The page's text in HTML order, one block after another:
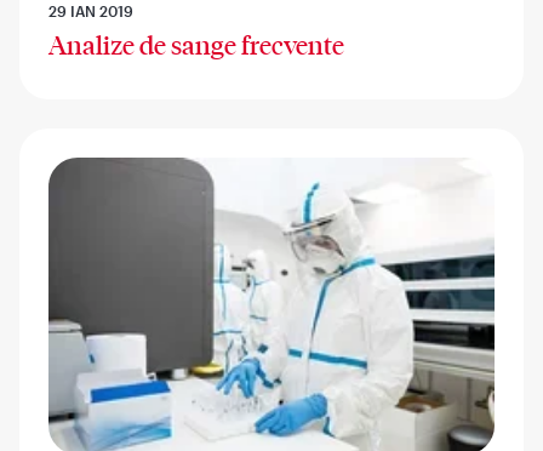
29 IAN 2019
Analize de sange frecvente